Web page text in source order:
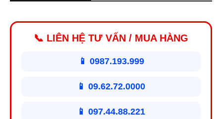
📞 LIÊN HỆ TƯ VẤN / MUA HÀNG
📱 0987.193.999
📱 09.62.72.0000
📱 097.44.88.221